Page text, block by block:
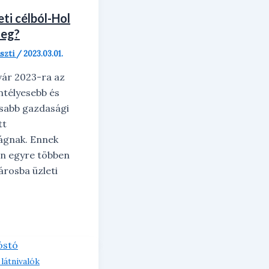
célból-Hol
/2023.03.01.
2023-ra az
és
gazdasági
Ennek
egyre többen
üzleti